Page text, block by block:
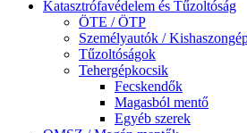
Katasztrófavédelem és Tűzoltóság
ÖTE / ÖTP
Személyautók /
Tűzoltóságok
Tehergépkocsik
Fecskendők
Magasból mentő
Egyéb szerek